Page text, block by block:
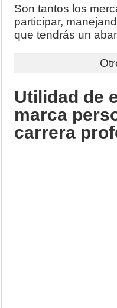
Son tantos los
participar,
que tendrás un
Utilidad de
marca
carrera